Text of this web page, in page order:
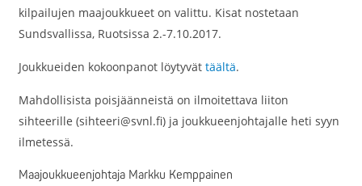
kilpailujen maajoukkueet on valittu. Kisat nostetaan
Sundsvallissa, Ruotsissa 2.-7.10.2017.
Joukkueiden kokoonpanot löytyvät täältä.
Mahdollisista poisjäänneistä on ilmoitettava liiton
sihteerille (sihteeri@svnl.fi) ja joukkueenjohtajalle heti syyn
ilmetessä.
Maajoukkueenjohtaja Markku Kemppainen